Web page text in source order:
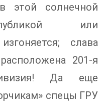
этой солнечной
или
слава
201-я
Да еще
спецы ГРУ